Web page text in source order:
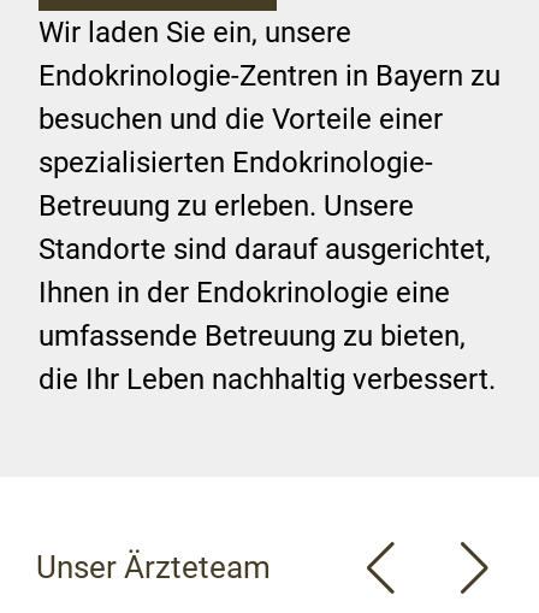
Wir laden Sie ein, unsere
Endokrinologie-Zentren in Bayern zu
besuchen und die Vorteile einer
spezialisierten Endokrinologie-
Betreuung zu erleben. Unsere
Standorte sind darauf ausgerichtet,
Ihnen in der Endokrinologie eine
umfassende Betreuung zu bieten,
die Ihr Leben nachhaltig verbessert.
Unser Ärzteteam